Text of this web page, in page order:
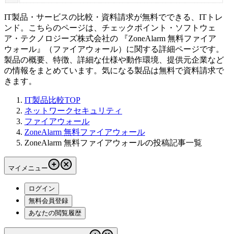
IT製品・サービスの比較・資料請求が無料でできる、ITトレ
ンド。こちらのページは、 チェックポイント・ソフトウェ
ア・テクノロジーズ株式会社の 『ZoneAlarm 無料ファイア
ウォール 』（ファイアウォール）に関する詳細ページです。
製品の概要、特徴、詳細な仕様や動作環境、提供元企業など
の情報をまとめています。気になる製品は無料で資料請求で
きます。
IT製品比較TOP
ネットワークセキュリティ
ファイアウォール
ZoneAlarm 無料ファイアウォール
ZoneAlarm 無料ファイアウォールの投稿記事一覧
マイメニュー
ログイン
無料会員登録
あなたの閲覧履歴